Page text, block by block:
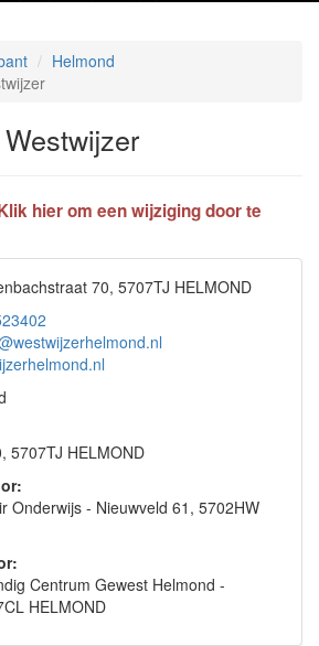
Helmond
hier om een wijziging door te
70, 5707TJ HELMOND
5707TJ HELMOND
Onderwijs - Nieuwveld 61, 5702HW
Centrum Gewest Helmond -
HELMOND